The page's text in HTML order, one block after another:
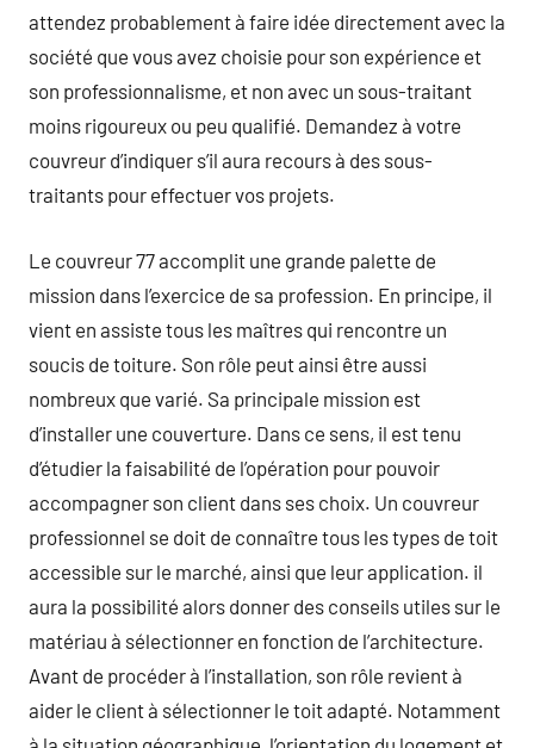
attendez probablement à faire idée directement avec la
société que vous avez choisie pour son expérience et
son professionnalisme, et non avec un sous-traitant
moins rigoureux ou peu qualifié. Demandez à votre
couvreur d’indiquer s’il aura recours à des sous-
traitants pour effectuer vos projets.
Le couvreur 77 accomplit une grande palette de
mission dans l’exercice de sa profession. En principe, il
vient en assiste tous les maîtres qui rencontre un
soucis de toiture. Son rôle peut ainsi être aussi
nombreux que varié. Sa principale mission est
d’installer une couverture. Dans ce sens, il est tenu
d’étudier la faisabilité de l’opération pour pouvoir
accompagner son client dans ses choix. Un couvreur
professionnel se doit de connaître tous les types de toit
accessible sur le marché, ainsi que leur application. il
aura la possibilité alors donner des conseils utiles sur le
matériau à sélectionner en fonction de l’architecture.
Avant de procéder à l’installation, son rôle revient à
aider le client à sélectionner le toit adapté. Notamment